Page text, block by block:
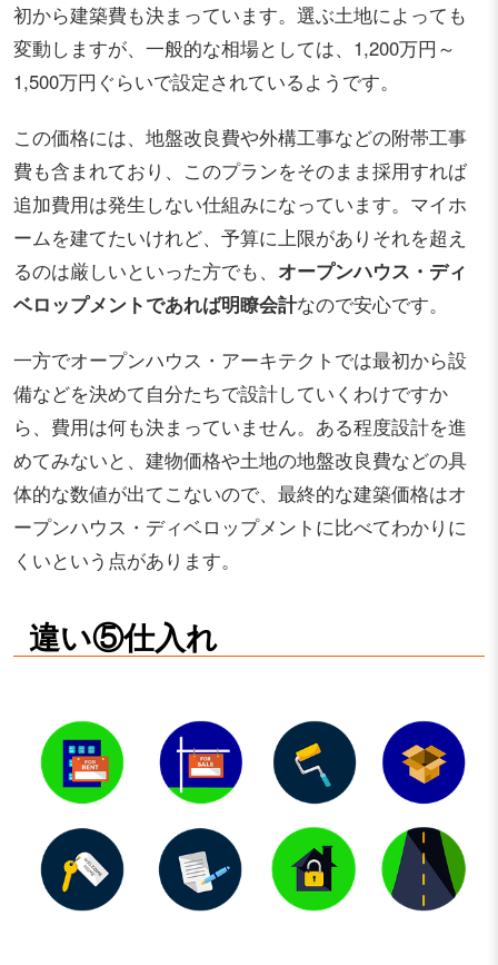
初から建築費も決まっています。選ぶ土地によっても
変動しますが、一般的な相場としては、1,200万円～
1,500万円ぐらいで設定されているようです。
この価格には、地盤改良費や外構工事などの附帯工事
費も含まれており、このプランをそのまま採用すれば
追加費用は発生しない仕組みになっています。マイホ
ームを建てたいけれど、予算に上限がありそれを超え
るのは厳しいといった方でも、 オープンハウス・ディ
ベロップメントであれば明瞭会計なので安心です。
一方でオープンハウス・アーキテクトでは最初から設
備などを決めて自分たちで設計していくわけですか
ら、費用は何も決まっていません。ある程度設計を進
めてみないと、建物価格や土地の地盤改良費などの具
体的な数値が出てこないので、最終的な建築価格はオ
ープンハウス・ディベロップメントに比べてわかりに
くいという点があります。
違い⑤仕入れ